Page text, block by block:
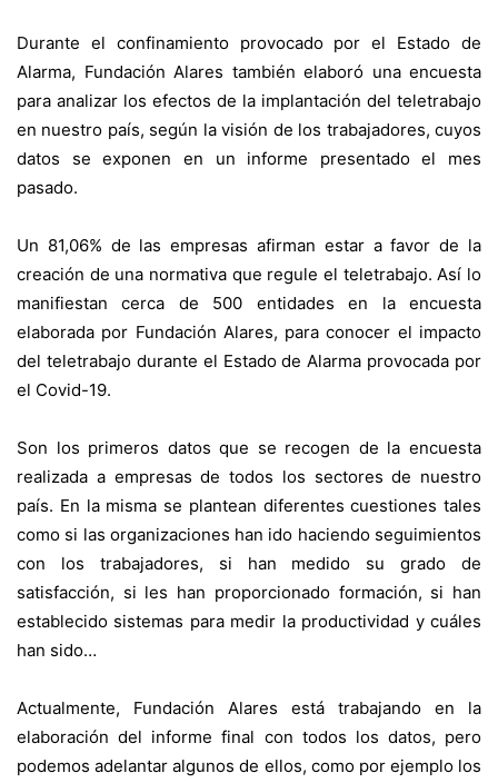
Durante el confinamiento provocado por el Estado de
Alarma, Fundación Alares también elaboró una encuesta
para analizar los efectos de la implantación del teletrabajo
en nuestro país, según la visión de los trabajadores, cuyos
datos se exponen en un informe presentado el mes
pasado.
Un 81,06% de las empresas afirman estar a favor de la
creación de una normativa que regule el teletrabajo. Así lo
manifiestan cerca de 500 entidades en la encuesta
elaborada por Fundación Alares, para conocer el impacto
del teletrabajo durante el Estado de Alarma provocada por
el Covid-19.
Son los primeros datos que se recogen de la encuesta
realizada a empresas de todos los sectores de nuestro
país. En la misma se plantean diferentes cuestiones tales
como si las organizaciones han ido haciendo seguimientos
con los trabajadores, si han medido su grado de
satisfacción, si les han proporcionado formación, si han
establecido sistemas para medir la productividad y cuáles
han sido…
Actualmente, Fundación Alares está trabajando en la
elaboración del informe final con todos los datos, pero
podemos adelantar algunos de ellos, como por ejemplo los